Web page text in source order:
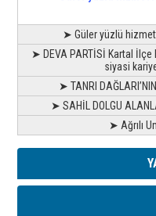
➤ Güler yüzlü
➤ DEVA PARTİSİ Kartal İlçe
siyasi
➤ TANRI
➤ SAHİL DOLGU
➤ Ağrılı